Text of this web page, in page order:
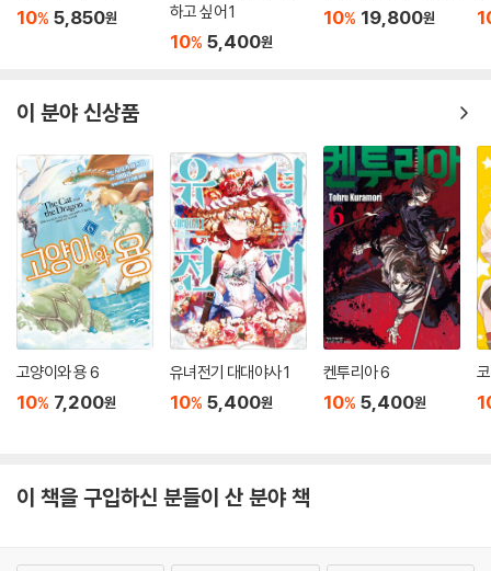
10% 5,850원
하고 싶어 1
10% 5,400원
10% 19,800원
이 분야 신상품
고양이와 용 6
10% 7,200원
유녀전기 대대야사 1
10% 5,400원
켄투리아 6
10% 5,400원
이 책을 구입하신 분들이 산 분야 책